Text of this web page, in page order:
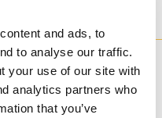
and ads, to
to analyse our traffic.
your use of our site with
analytics partners who
that you’ve
in diverse varianti e
1-CA